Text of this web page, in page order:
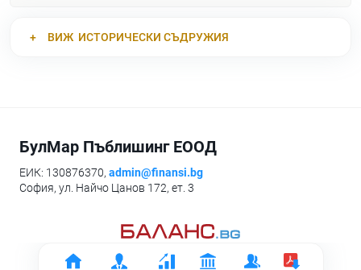
ВИЖ ИСТОРИЧЕСКИ СЪДРУЖИЯ
БулМар Пъблишинг ЕООД
ЕИК: 130876370, admin@finansi.bg
София, ул. Найчо Цанов 172, ет. 3